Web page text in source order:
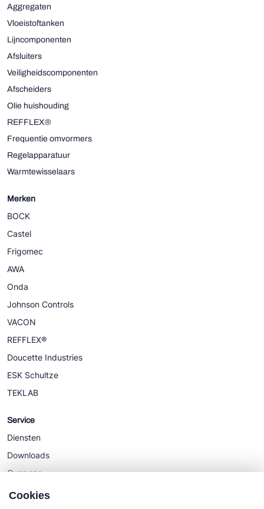
Aggregaten
Vloeistoftanken
Lijncomponenten
Afsluiters
Veiligheidscomponenten
Afscheiders
Olie huishouding
REFFLEX®
Frequentie omvormers
Regelapparatuur
Warmtewisselaars
Merken
BOCK
Castel
Frigomec
AWA
Onda
Johnson Controls
VACON
REFFLEX®
Doucette Industries
ESK Schultze
TEKLAB
Service
Diensten
Downloads
Over ons
Nieuws
Cookies